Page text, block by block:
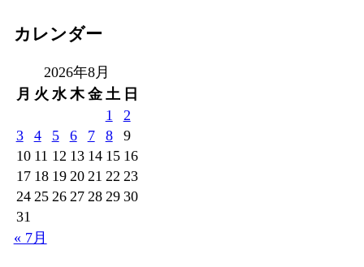
カレンダー
2026年8月
月 火 水 木 金 土 日
1
2
3
4 5 6 7 8
9
10 11 12 13 14 15 16
17 18 19 20 21 22 23
24 25 26 27 28 29 30
31
« 7月